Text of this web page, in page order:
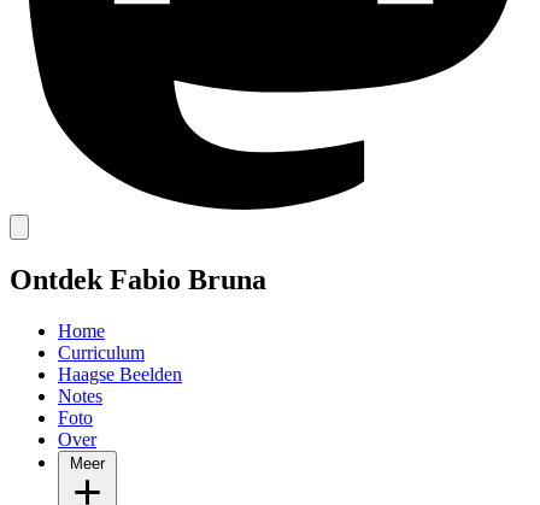
Ontdek Fabio Bruna
Home
Curriculum
Haagse Beelden
Notes
Foto
Over
Meer